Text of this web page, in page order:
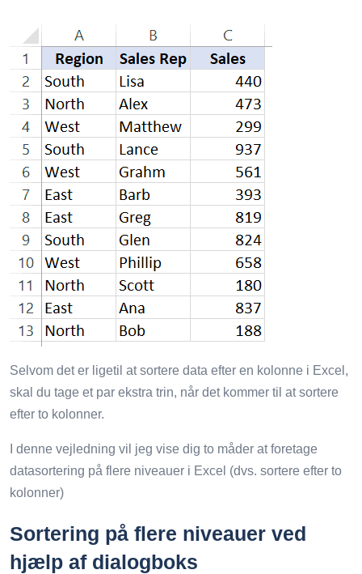
Selvom det er ligetil at sortere data efter en kolonne i Excel,
skal du tage et par ekstra trin, når det kommer til at sortere
efter to kolonner.
I denne vejledning vil jeg vise dig to måder at foretage
datasortering på flere niveauer i Excel (dvs. sortere efter to
kolonner)
Sortering på flere niveauer ved
hjælp af dialogboks